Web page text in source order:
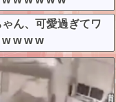
ん、可愛過ぎてワ
w w w